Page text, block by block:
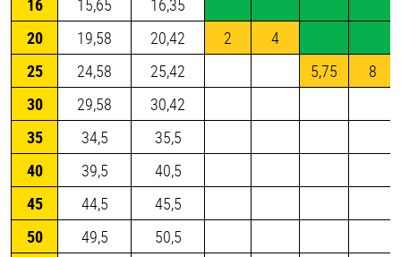
20
19,58 20,42 2
4
25
24,58 25,42 5,75
8
30
29,58
30,42
35
34,5
35,5
40
39,5
40,5
45
44,5
45,5
50
49,5
50,5